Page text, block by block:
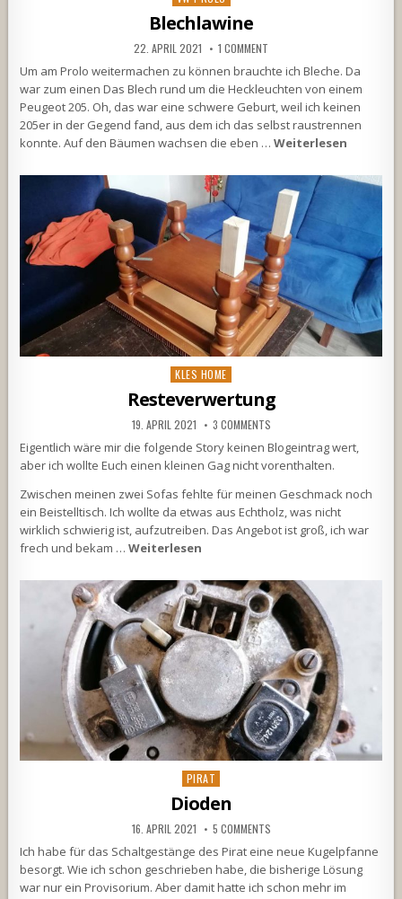
Blechlawine
22. APRIL 2021 1 COMMENT
Um am Prolo weitermachen zu können brauchte ich Bleche. Da
war zum einen Das Blech rund um die Heckleuchten von einem
Peugeot 205. Oh, das war eine schwere Geburt, weil ich keinen
205er in der Gegend fand, aus dem ich das selbst raustrennen
konnte. Auf den Bäumen wachsen die eben …Weiterlesen
Posted
KLES HOME
Resteverwertung
19. APRIL 2021 3 COMMENTS
Eigentlich wäre mir die folgende Story keinen Blogeintrag wert,
aber ich wollte Euch einen kleinen Gag nicht vorenthalten.
Zwischen meinen zwei Sofas fehlte für meinen Geschmack noch
ein Beistelltisch. Ich wollte da etwas aus Echtholz, was nicht
wirklich schwierig ist, aufzutreiben. Das Angebot ist groß, ich war
frech und bekam …Weiterlesen
Posted
in
PIRAT
Dioden
16. APRIL 2021 5 COMMENTS
Ich habe für das Schaltgestänge des Pirat eine neue Kugelpfanne
besorgt. Wie ich schon geschrieben habe, die bisherige Lösung
war nur ein Provisorium. Aber damit hatte ich schon mehr im